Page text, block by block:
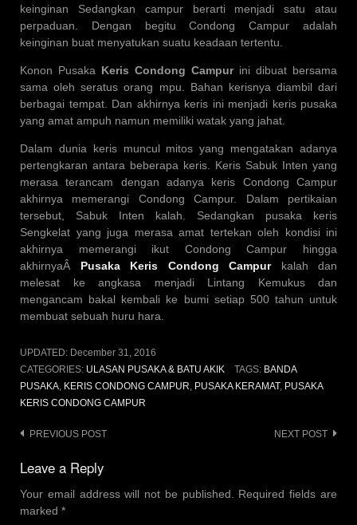
keinginan Sedangkan campur berarti menjadi satu atau
perpaduan. Dengan begitu Condong Campur adalah
keinginan buat menyatukan suatu keadaan tertentu.
Konon Pusaka Keris Condong Campurini dibuat bersama
sama oleh seratus orang mpu. Bahan kerisnya diambil dari
berbagai tempat. Dan akhirnya keris ini menjadi keris pusaka
yang amat ampuh namun memiliki watak yang jahat.
Dalam dunia keris muncul mitos yang mengatakan adanya
pertengkaran antara beberapa keris. Keris Sabuk Inten yang
merasa terancam dengan adanya keris Condong Campur
akhirnya memerangi Condong Campur. Dalam pertikaian
tersebut, Sabuk Inten kalah. Sedangkan pusaka keris
Sengkelat yang juga merasa amat tertekan oleh kondisi ini
akhirnya memerangi ikut Condong Campur hingga
akhirnyaÂ Pusaka Keris Condong Campurkalah dan
melesat ke angkasa menjadi Lintang Kemukus dan
mengancam bakal kembali ke bumi setiap 500 tahun untuk
membuat sebuah huru hara.
UPDATED: December 31, 2016
CATEGORIES: ULASAN PUSAKA & BATU AKIK TAGS: BANDA
PUSAKA, KERIS CONDONG CAMPUR, PUSAKA KERAMAT, PUSAKA
KERIS CONDONG CAMPUR
Post
navigation
PREVIOUS POST NEXT POST
Leave a Reply
Your email address will not be published. Required fields are
marked *